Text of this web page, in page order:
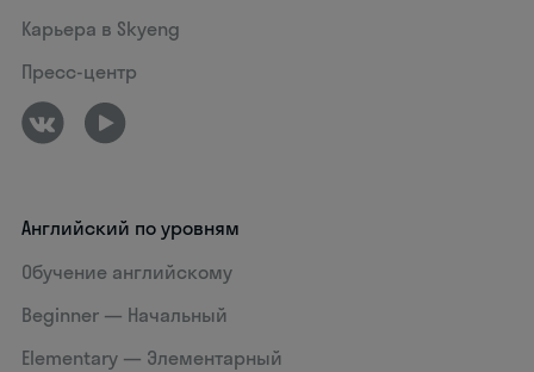
Карьера в Skyeng
Пресс-центр
Английский по уровням
Обучение английскому
Beginner — Начальный
Elementary — Элементарный